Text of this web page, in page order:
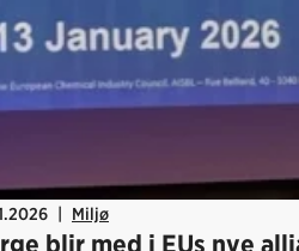
| Miljø
blir med i EUs nye